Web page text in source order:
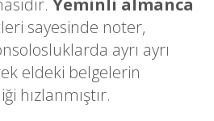
sayesinde noter,
ayrı ayrı
eldeki belgelerin
hızlanmıştır.